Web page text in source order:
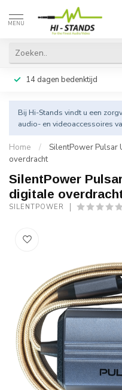
MENU
14 dagen bedenktijd
Bij Hi-Stands vindt u een
audio- en videoaccessoires
Home /
SilentPower Pulsar
overdracht
SilentPower
digitale
SILENTPOWER